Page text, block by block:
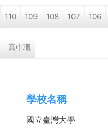
110 109 108 107 106
高中職
學校名稱
國立臺灣大學